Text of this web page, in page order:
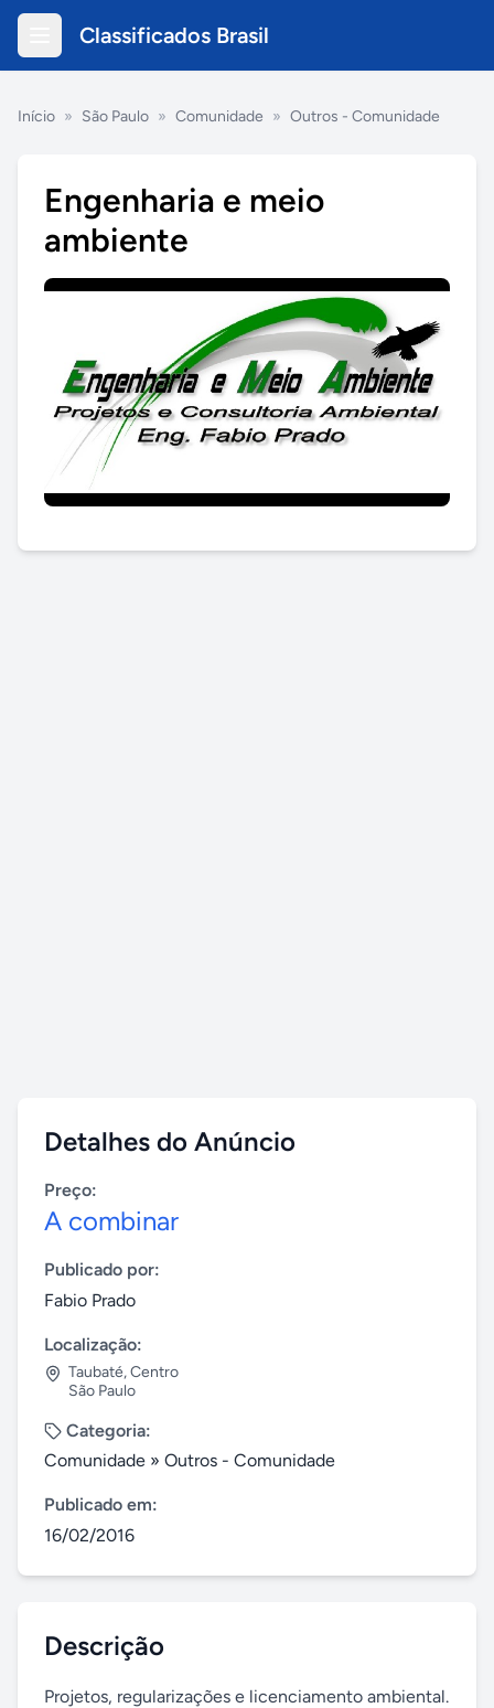
Classificados Brasil
Início » São Paulo » Comunidade » Outros - Comunidade
Engenharia e meio
ambiente
Detalhes do Anúncio
Preço:
A combinar
Publicado por:
Fabio Prado
Localização:
Taubaté,Centro
São Paulo
Categoria:
Comunidade » Outros - Comunidade
Publicado em:
16/02/2016
Descrição
Projetos, regularizações e licenciamento ambiental.